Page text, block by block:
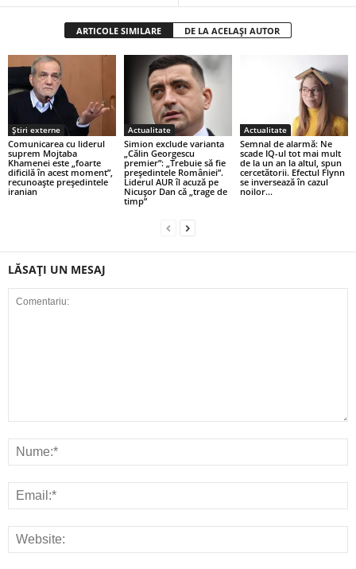
ARTICOLE SIMILARE DE LA ACELAȘI AUTOR
Știri externe
Comunicarea cu liderul
suprem Mojtaba
Khamenei este „foarte
dificilă în acest moment”,
recunoaşte preşedintele
iranian
Actualitate
Simion exclude varianta
„Călin Georgescu
premier”: „Trebuie să fie
președintele României”.
Liderul AUR îl acuză pe
Nicușor Dan că „trage de
timp”
Actualitate
Semnal de alarmă: Ne
scade IQ-ul tot mai mult
de la un an la altul, spun
cercetătorii. Efectul Flynn
se inversează în cazul
noilor...
LĂSAȚI UN MESAJ